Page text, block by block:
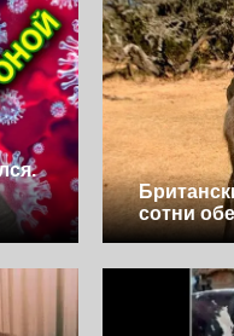
сотни